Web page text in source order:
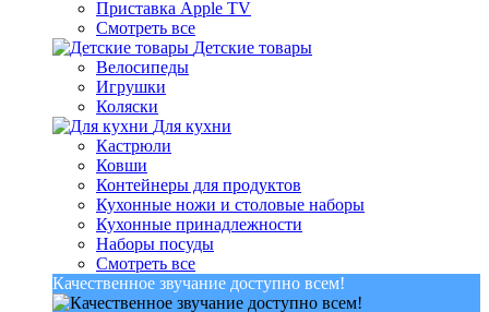
Приставка Apple TV
Смотреть все
Детские товары
Велосипеды
Игрушки
Коляски
Для кухни
Кастрюли
Ковши
Контейнеры для продуктов
Кухонные ножи и столовые наборы
Кухонные принадлежности
Наборы посуды
Смотреть все
Качественное звучание доступно всем!